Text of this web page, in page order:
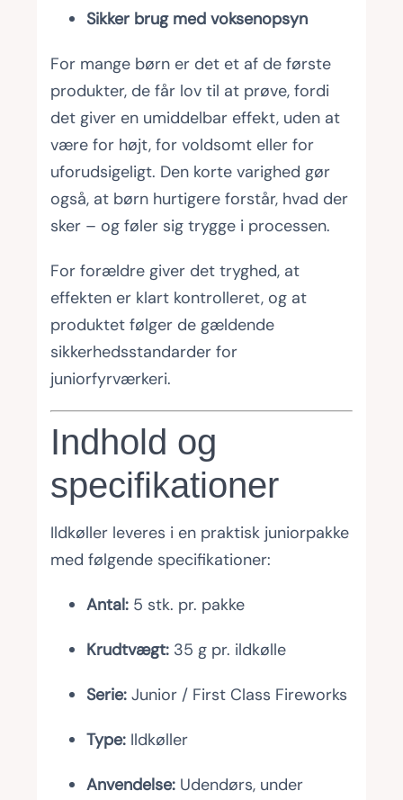
Sikker brug med voksenopsyn
For mange børn er det et af de første
produkter, de får lov til at prøve, fordi
det giver en umiddelbar effekt, uden at
være for højt, for voldsomt eller for
uforudsigeligt. Den korte varighed gør
også, at børn hurtigere forstår, hvad der
sker – og føler sig trygge i processen.
For forældre giver det tryghed, at
effekten er klart kontrolleret, og at
produktet følger de gældende
sikkerhedsstandarder for
juniorfyrværkeri.
Indhold og
specifikationer
Ildkøller leveres i en praktisk juniorpakke
med følgende specifikationer:
Antal:5 stk. pr. pakke
Krudtvægt:35 g pr. ildkølle
Serie:Junior / First Class Fireworks
Type:Ildkøller
Anvendelse:Udendørs, under